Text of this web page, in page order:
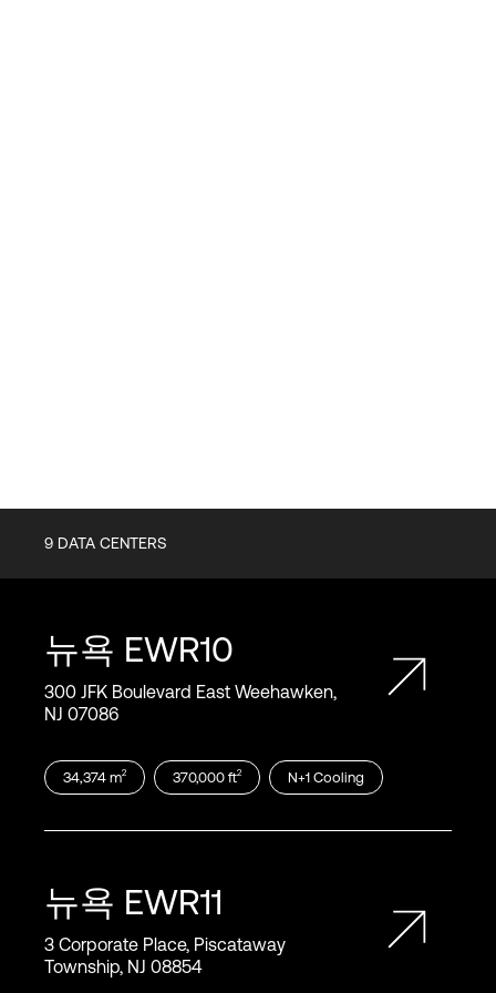
9 DATA CENTERS
뉴욕 EWR10
300 JFK Boulevard East Weehawken,
NJ 07086
34,374 m2 370,000 ft2 N+1 Cooling
뉴욕 EWR11
3 Corporate Place, Piscataway
Township, NJ 08854